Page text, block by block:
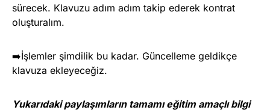
sürecek. Klavuzu adım adım takip ederek kontrat
oluşturalım.
➡️İşlemler şimdilik bu kadar. Güncelleme geldikçe
klavuza ekleyeceğiz.
Yukarıdaki paylaşımların tamamı eğitim amaçlı bilgi